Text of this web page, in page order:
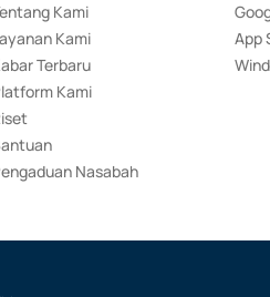
Kami
Kami
Terbaru
Kami
Nasabah
App